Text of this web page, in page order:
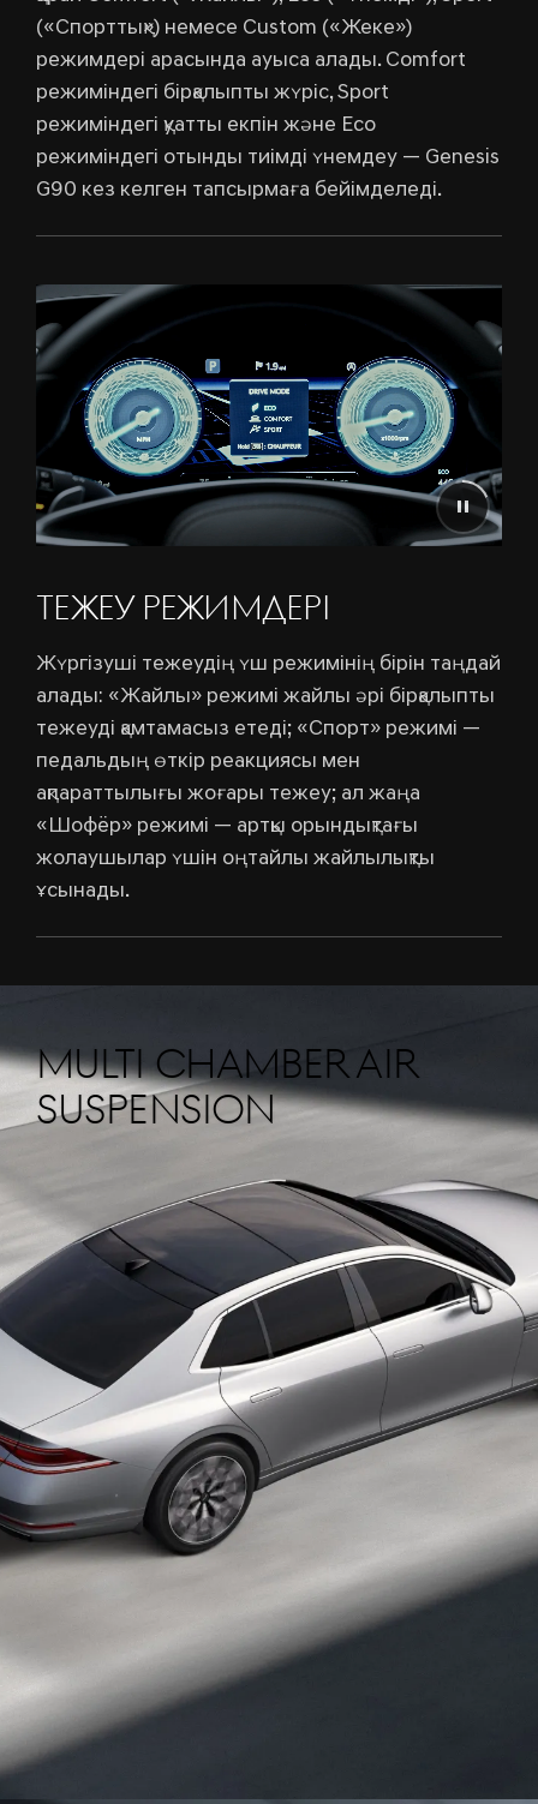
(«Спорттық») немесе Custom («Жеке»)
режимдері арасында ауыса алады. Comfort
режиміндегі бірқалыпты жүріс, Sport
режиміндегі қуатты екпін және Eco
режиміндегі отынды тиімді үнемдеу — Genesis
G90 кез келген тапсырмаға бейімделеді.
ТЕЖЕУ РЕЖИМДЕРІ
Жүргізуші тежеудің үш режимінің бірін таңдай
алады: «Жайлы» режимі жайлы әрі бірқалыпты
тежеуді қамтамасыз етеді; «Спорт» режимі —
педальдың өткір реакциясы мен
ақпараттылығы жоғары тежеу; ал жаңа
«Шофёр» режимі — артқы орындықтағы
жолаушылар үшін оңтайлы жайлылықты
ұсынады.
MULTI CHAMBER AIR
SUSPENSION